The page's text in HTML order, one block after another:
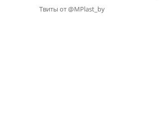
Твиты от @MPlast_by